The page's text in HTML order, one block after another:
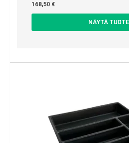
168,50 €
NÄYTÄ TUOTE